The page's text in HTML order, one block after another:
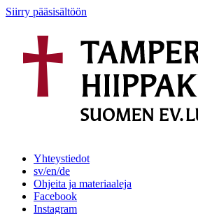
Siirry pääsisältöön
Yhteystiedot
sv/en/de
Ohjeita ja materiaaleja
Facebook
Instagram